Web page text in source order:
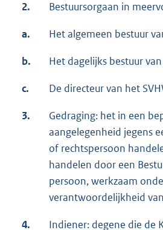
2. Bestuursorgaan in
a. Het algemeen bestuur
b. Het dagelijks bestuur
c. De directeur van het
3.
Gedraging: het in een
aangelegenheid jegens
of rechtspersoon
handelen door een
persoon, werkzaam
verantwoordelijkheid
4.
Indiener: degene die de